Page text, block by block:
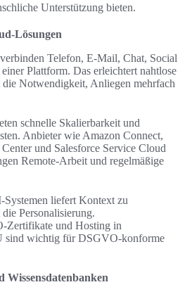
Unterstützung bieten.
Lösungen
Telefon, E-Mail, Chat, Social
Plattform. Das erleichtert nahtlose
Notwendigkeit, Anliegen mehrfach
schnelle Skalierbarkeit und
Anbieter wie Amazon Connect,
und Salesforce Service Cloud
Remote-Arbeit und regelmäßige
liefert Kontext zu
Personalisierung.
Zertifikate und Hosting in
sind wichtig für DSGVO-konforme
Wissensdatenbanken